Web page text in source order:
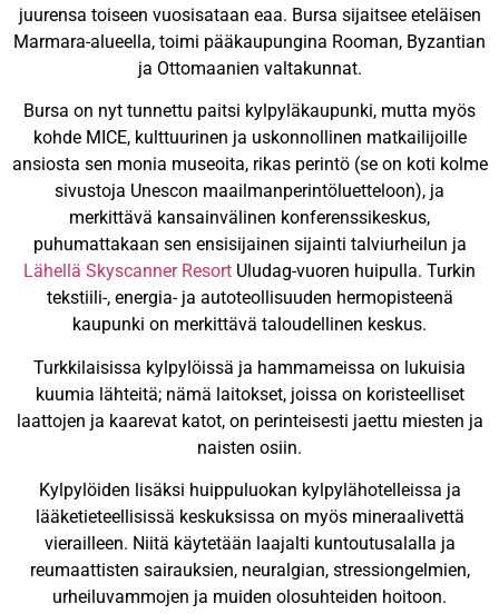
juurensa toiseen vuosisataan eaa. Bursa sijaitsee eteläisen
Marmara-alueella, toimi pääkaupungina Rooman, Byzantian
ja Ottomaanien valtakunnat.
Bursa on nyt tunnettu paitsi kylpyläkaupunki, mutta myös
kohde MICE, kulttuurinen ja uskonnollinen matkailijoille
ansiosta sen monia museoita, rikas perintö (se on koti kolme
sivustoja Unescon maailmanperintöluetteloon), ja
merkittävä kansainvälinen konferenssikeskus,
puhumattakaan sen ensisijainen sijainti talviurheilun ja
Lähellä Skyscanner Resort Uludag-vuoren huipulla. Turkin
tekstiili-, energia- ja autoteollisuuden hermopisteenä
kaupunki on merkittävä taloudellinen keskus.
Turkkilaisissa kylpylöissä ja hammameissa on lukuisia
kuumia lähteitä; nämä laitokset, joissa on koristeelliset
laattojen ja kaarevat katot, on perinteisesti jaettu miesten ja
naisten osiin.
Kylpylöiden lisäksi huippuluokan kylpylähotelleissa ja
lääketieteellisissä keskuksissa on myös mineraalivettä
vierailleen. Niitä käytetään laajalti kuntoutusalalla ja
reumaattisten sairauksien, neuralgian, stressiongelmien,
urheiluvammojen ja muiden olosuhteiden hoitoon.